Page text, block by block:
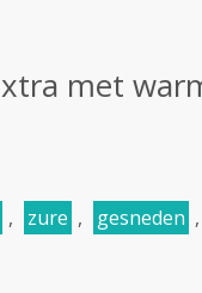
met
, zure , gesneden